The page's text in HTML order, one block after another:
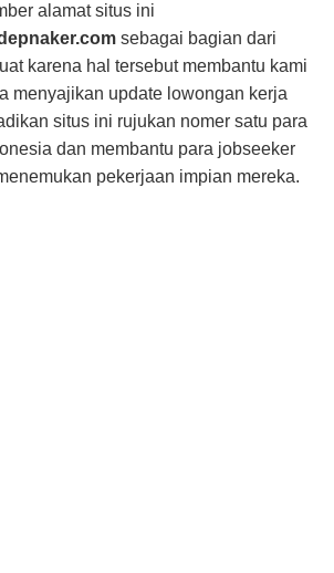
alamat situs ini
sebagai bagian dari
karena hal tersebut membantu kami
menyajikan update lowongan kerja
situs ini rujukan nomer satu para
dan membantu para jobseeker
pekerjaan impian mereka.